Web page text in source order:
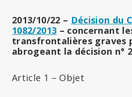
2013/10/22 – Décision du
1082/2013 – concernant
transfrontalières graves
abrogeant la décision n°
Article 1 – Objet